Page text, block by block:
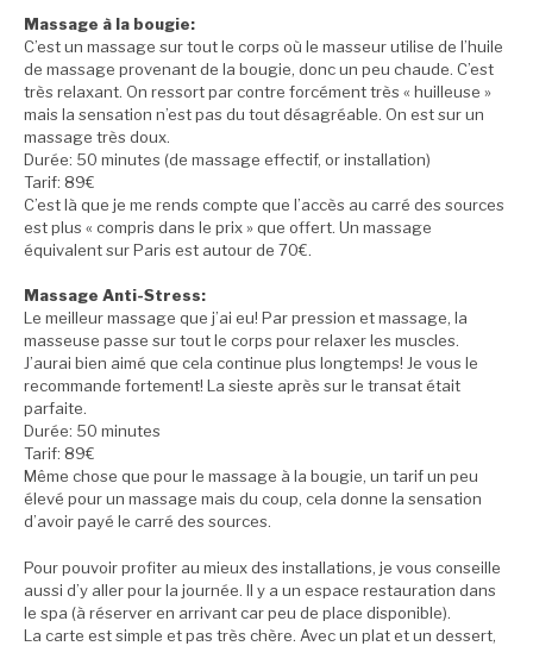
Massage à la bougie:
C’est un massage sur tout le corps où le masseur utilise de l’huile
de massage provenant de la bougie, donc un peu chaude. C’est
très relaxant. On ressort par contre forcément très « huilleuse »
mais la sensation n’est pas du tout désagréable. On est sur un
massage très doux.
Durée: 50 minutes (de massage effectif, or installation)
Tarif: 89€
C’est là que je me rends compte que l’accès au carré des sources
est plus « compris dans le prix » que offert. Un massage
équivalent sur Paris est autour de 70€.
Massage Anti-Stress:
Le meilleur massage que j’ai eu! Par pression et massage, la
masseuse passe sur tout le corps pour relaxer les muscles.
J’aurai bien aimé que cela continue plus longtemps! Je vous le
recommande fortement! La sieste après sur le transat était
parfaite.
Durée: 50 minutes
Tarif: 89€
Même chose que pour le massage à la bougie, un tarif un peu
élevé pour un massage mais du coup, cela donne la sensation
d’avoir payé le carré des sources.
Pour pouvoir profiter au mieux des installations, je vous conseille
aussi d’y aller pour la journée. Il y a un espace restauration dans
le spa (à réserver en arrivant car peu de place disponible).
La carte est simple et pas très chère. Avec un plat et un dessert,